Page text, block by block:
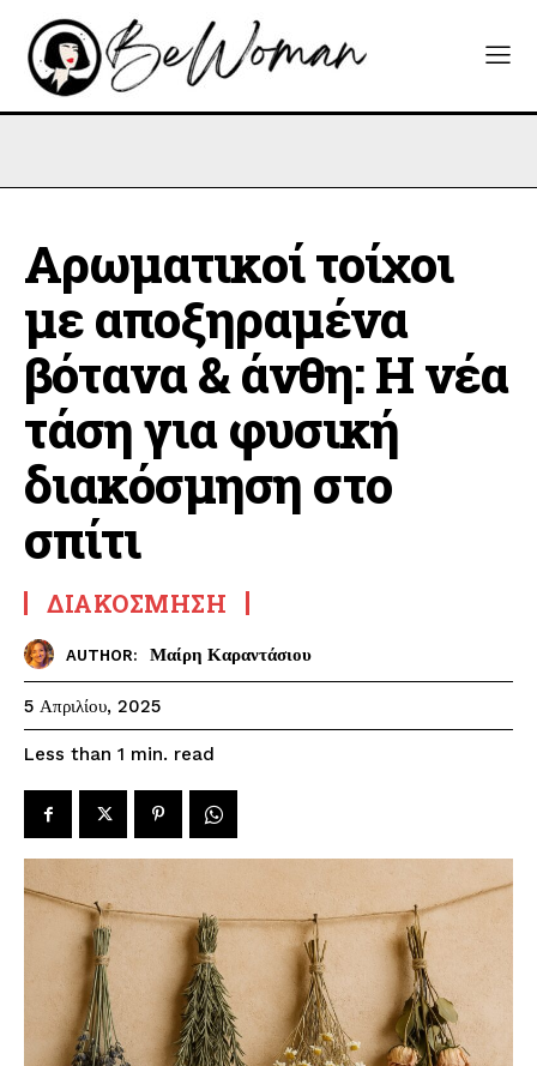
Αρωματικοί τοίχοι
με αποξηραμένα
βότανα & άνθη: Η νέα
τάση για φυσική
διακόσμηση στο
σπίτι
ΔΙΑΚΌΣΜΗΣΗ
AUTHOR: Μαίρη Καραντάσιου
5 Απριλίου, 2025
Less than 1 min. read